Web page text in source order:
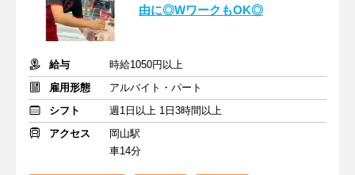
由に◎WワークもOK◎
給与
時給1050円以上
雇用形態
アルバイト・パート
シフト
週1日以上 1日3時間以上
アクセス
岡山駅
車14分